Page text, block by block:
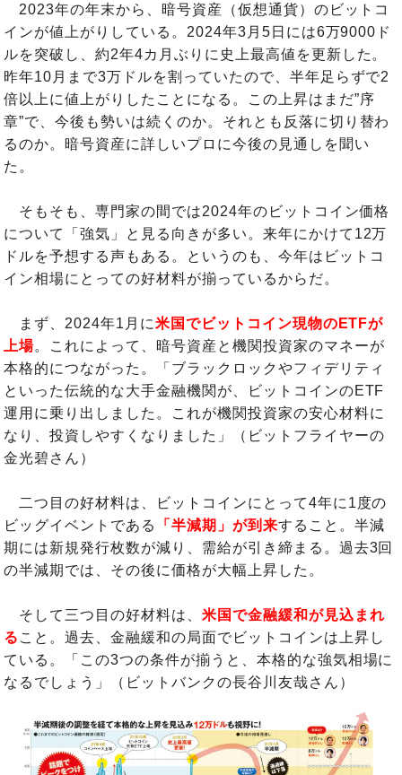
2023年の年末から、暗号資産（仮想通貨）のビットコ
インが値上がりしている。2024年3月5日には6万9000ド
ルを突破し、約2年4カ月ぶりに史上最高値を更新した。
昨年10月まで3万ドルを割っていたので、半年足らずで2
倍以上に値上がりしたことになる。この上昇はまだ”序
章”で、今後も勢いは続くのか。それとも反落に切り替わ
るのか。暗号資産に詳しいプロに今後の見通しを聞い
た。
そもそも、専門家の間では2024年のビットコイン価格
について「強気」と見る向きが多い。来年にかけて12万
ドルを予想する声もある。というのも、今年はビットコ
イン相場にとっての好材料が揃っているからだ。
まず、2024年1月に米国でビットコイン現物のETFが
上場。これによって、暗号資産と機関投資家のマネーが
本格的につながった。「ブラックロックやフィデリティ
といった伝統的な大手金融機関が、ビットコインのETF
運用に乗り出しました。これが機関投資家の安心材料に
なり、投資しやすくなりました」（ビットフライヤーの
金光碧さん）
二つ目の好材料は、ビットコインにとって4年に1度の
ビッグイベントである
「半減期」が到来すること。半減
期には新規発行枚数が減り、需給が引き締まる。過去3回
の半減期では、その後に価格が大幅上昇した。
そして三つ目の好材料は、 米国で金融緩和が見込まれ
る こと。過去、金融緩和の局面でビットコインは上昇し
ている。「この3つの条件が揃うと、本格的な強気相場に
なるでしょう」（ビットバンクの長谷川友哉さん）